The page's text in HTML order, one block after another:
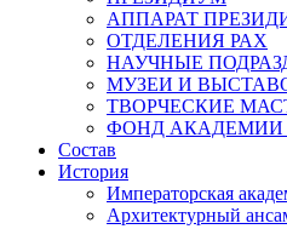
АППАРАТ
ОТДЕЛЕНИЯ РАХ
НАУЧНЫЕ
МУЗЕИ И
ТВОРЧЕСКИЕ
ФОНД АКАДЕМИИ
Состав
История
Императорская
Архитектурный